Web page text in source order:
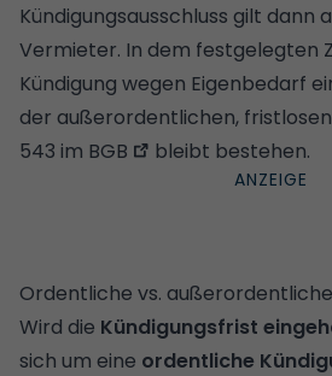
Kündigungsausschluss gilt dann
Vermieter. In dem festgelegten
Kündigung wegen Eigenbedarf
der außerordentlichen,
543 im BGB
bleibt bestehen.
Ordentliche vs.
Wird die Kündigungsfrist
sich um eine ordentliche